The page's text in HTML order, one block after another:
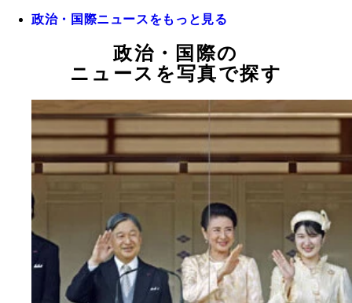
政治・国際ニュースをもっと見る
政治・国際の
ニュースを写真で探す